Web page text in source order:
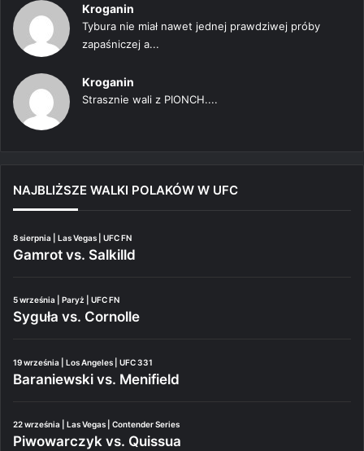
Kroganin
Tybura nie miał nawet jednej prawdziwej próby
zapaśniczej a...
Kroganin
Strasznie wali z PIONCH....
NAJBLIŻSZE WALKI POLAKÓW W UFC
8 sierpnia | Las Vegas | UFC FN
Gamrot vs. Salkilld
5 września | Paryż | UFC FN
Syguła vs. Cornolle
19 września | Los Angeles | UFC 331
Baraniewski vs. Menifield
22 września | Las Vegas | Contender Series
Piwowarczyk vs. Quissua